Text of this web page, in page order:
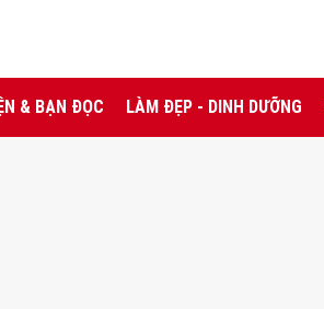
& BẠN ĐỌC LÀM ĐẸP - DINH DƯỠNG